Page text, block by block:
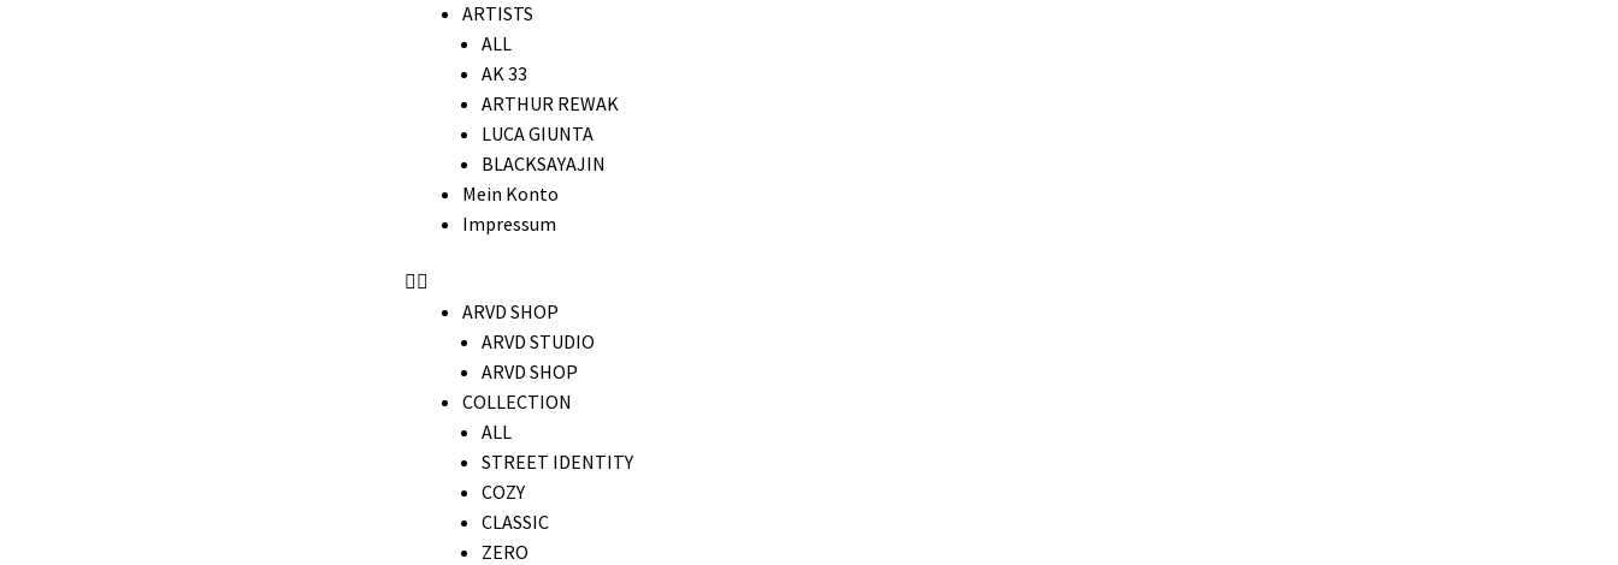
ARTISTS
ALL
AK 33
ARTHUR REWAK
LUCA GIUNTA
BLACKSAYAJIN
Mein Konto
Impressum
ARVD SHOP
ARVD STUDIO
ARVD SHOP
COLLECTION
ALL
STREET IDENTITY
COZY
CLASSIC
ZERO